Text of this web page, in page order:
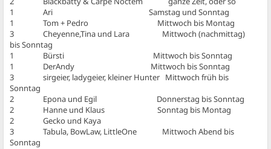
1 Ari Samstag und Sonntag
1 Tom + Pedro Mittwoch bis Montag
3 Cheyenne,Tina und Lara Mittwoch (nachmittag)
bis Sonntag
1 Bürsti Mittwoch bis Sonntag
1 DerAndy Mittwoch bis Sonntag
3 sirgeier, ladygeier, kleiner Hunter Mittwoch früh bis
Sonntag
2 Epona und Egil Donnerstag bis Sonntag
2 Hanne und Klaus Sonntag bis Montag
2 Gecko und Kaya
3 Tabula, BowLaw, LittleOne Mittwoch Abend bis
Sonntag